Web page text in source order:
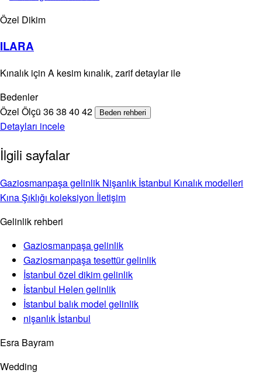
Özel Dikim
ILARA
Kınalık için A kesim kınalık, zarif detaylar ile
Bedenler
Özel Ölçü 3638 40 42 Beden rehberi
Detayları incele
İlgili sayfalar
Gaziosmanpaşa gelinlik Nişanlık İstanbul Kınalık modelleri
Kına Şıklığı koleksiyon İletişim
Gelinlik rehberi
Gaziosmanpaşa gelinlik
Gaziosmanpaşa tesettür gelinlik
İstanbul özel dikim gelinlik
İstanbul Helen gelinlik
İstanbul balık model gelinlik
nişanlık İstanbul
Esra Bayram
Wedding